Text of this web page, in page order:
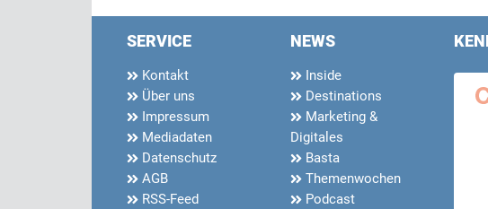
SERVICE
Kontakt
Über uns
Impressum
Mediadaten
Datenschutz
AGB
RSS-Feed
NEWS
Inside
Destinations
Marketing &
Digitales
Basta
Themenwochen
Podcast